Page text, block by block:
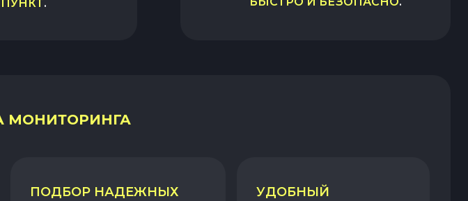
.
МОНИТОРИНГА
ПОДБОР НАДЕЖНЫХ
УДОБНЫЙ